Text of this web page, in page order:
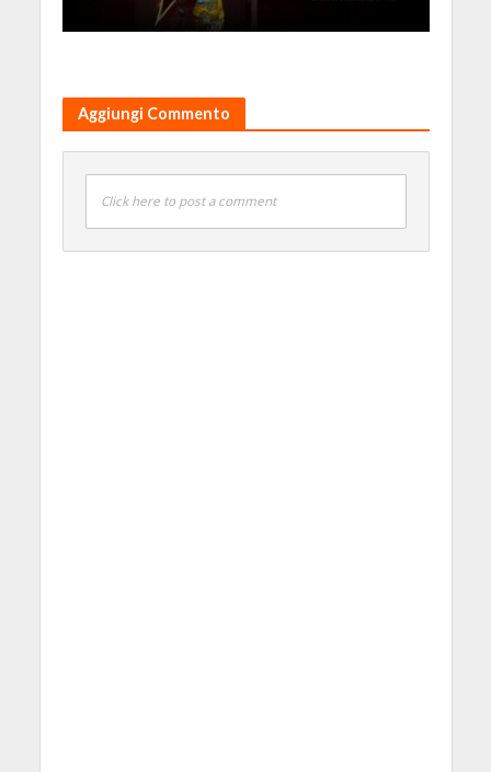
Aggiungi Commento
Click here to post a comment